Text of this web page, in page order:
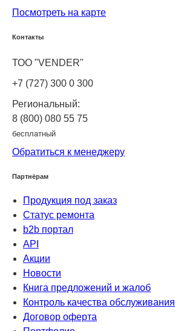
Посмотреть на карте
Контакты
ТОО "VENDER"
+7 (727) 300 0 300
Региональный:
8 (800) 080 55 75
бесплатный
Обратиться к менеджеру
Партнёрам
Продукция под заказ
Статус ремонта
b2b портал
API
Акции
Новости
Книга предложений и жалоб
Контроль качества обслуживания
Договор оферта